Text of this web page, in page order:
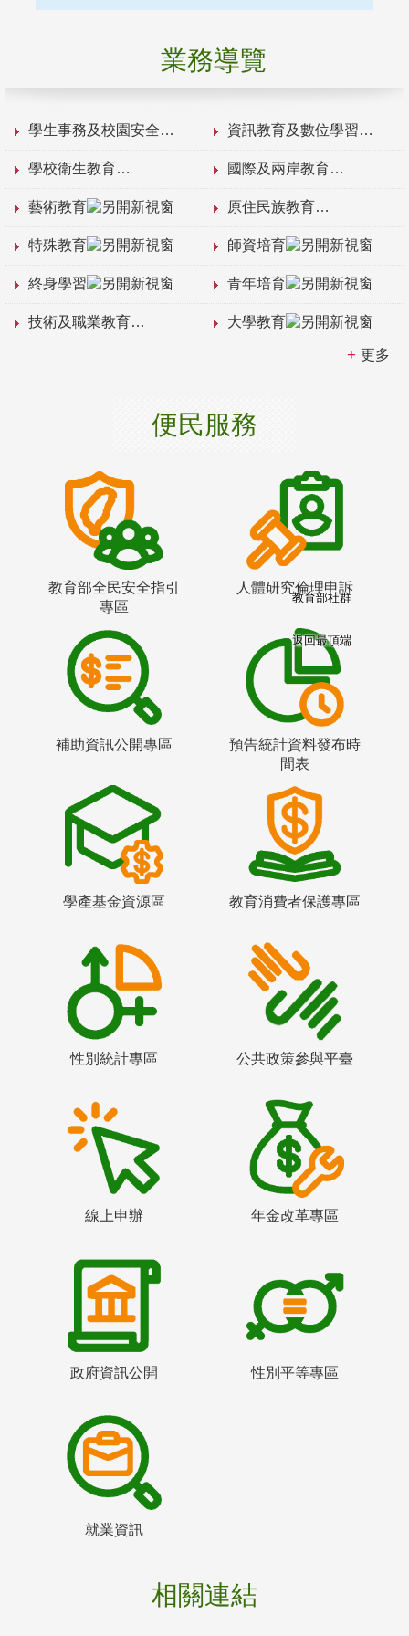
業務導覽
學生事務及校園安全 資訊教育及數位學習
學校衛生教育 國際及兩岸教育
藝術教育 原住民族教育
特殊教育 師資培育
終身學習 青年培育
技術及職業教育 大學教育
更多
便民服務
教育部全民安全指引
專區
人體研究倫理申訴
補助資訊公開專區
預告統計資料發布時
間表
學產基金資源區 教育消費者保護專區
性別統計專區 公共政策參與平臺
線上申辦 年金改革專區
政府資訊公開 性別平等專區
就業資訊
相關連結
教育部社群
返回最頂端